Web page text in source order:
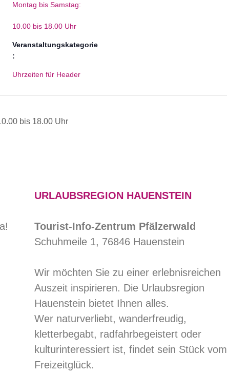
Montag bis Samstag:
10.00 bis 18.00 Uhr
Veranstaltungskategorie
:
Uhrzeiten für Header
bis 18.00 Uhr
URLAUBSREGION HAUENSTEIN
Tourist-Info-Zentrum Pfälzerwald
Schuhmeile 1, 76846 Hauenstein
Wir möchten Sie zu einer erlebnisreichen
Auszeit inspirieren. Die Urlaubsregion
Hauenstein bietet Ihnen alles.
Wer naturverliebt, wanderfreudig,
kletterbegabt, radfahrbegeistert oder
kulturinteressiert ist, findet sein Stück vom
Freizeitglück.